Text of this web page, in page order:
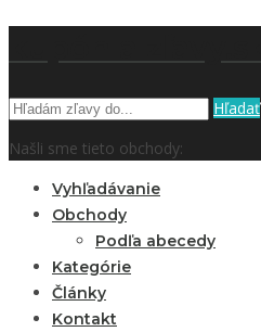
Hľadať
Našli sme tieto obchody:
Vyhľadávanie
Obchody
Podľa abecedy
Kategórie
Články
Kontakt